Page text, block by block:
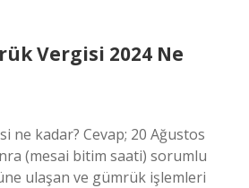
Vergisi 2024 Ne
ne kadar? Cevap; 20 Ağustos
(mesai bitim saati) sorumlu
ulaşan ve gümrük işlemleri